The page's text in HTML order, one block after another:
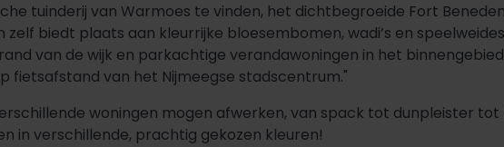
tuinderij van Warmoes te vinden, het dichtbegroeide Fort
biedt plaats aan kleurrijke bloesembomen, wadi’s en
van de wijk en parkachtige verandawoningen in het
fietsafstand van het Nijmeegse stadscentrum."
woningen mogen afwerken, van spack tot dunpleister
in verschillende, prachtig gekozen kleuren!